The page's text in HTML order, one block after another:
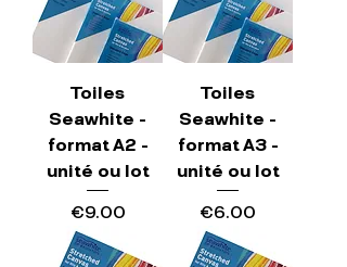
Toiles
Seawhite -
format A2 -
unité ou lot
Price
€9.00
Toiles
Seawhite -
format A3 -
unité ou lot
Price
€6.00